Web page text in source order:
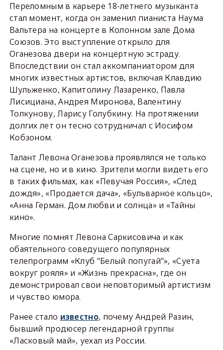
Переломным в карьере 18-летнего музыканта
стал момент, когда он заменил пианиста Наума
Вальтера на концерте в Колонном зале Дома
Союзов. Это выступление открыло для
Оганезова двери на концертную эстраду.
Впоследствии он стал аккомпаниатором для
многих известных артистов, включая Клавдию
Шульженко, Капитолину Лазаренко, Павла
Лисициана, Андрея Миронова, Валентину
Толкунову, Ларису Голубкину. На протяжении
долгих лет он тесно сотрудничал с Иосифом
Кобзоном.
Талант Левона Оганезова проявлялся не только
на сцене, но и в кино. Зрители могли видеть его
в таких фильмах, как «Певучая Россия», «След
дождя», «Продается дача», «Бульварное кольцо»,
«Анна Герман. Дом любви и солнца» и «Тайны
кино».
Многие помнят Левона Саркисовича и как
обаятельного соведущего популярных
телепрограмм «Клуб "Белый попугай"», «Суета
вокруг рояля» и «Жизнь прекрасна», где он
демонстрировал свои неповторимый артистизм
и чувство юмора.
Ранее стало известно, почему Андрей Разин,
бывший продюсер легендарной группы
«Ласковый май», уехал из России.